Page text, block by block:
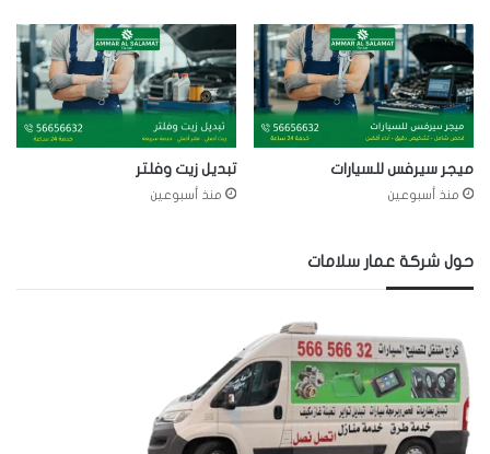
ميجر سيرفس للسيارات
منذ أسبوعين
تبديل زيت وفلتر
منذ أسبوعين
حول شركة عمار سلامات